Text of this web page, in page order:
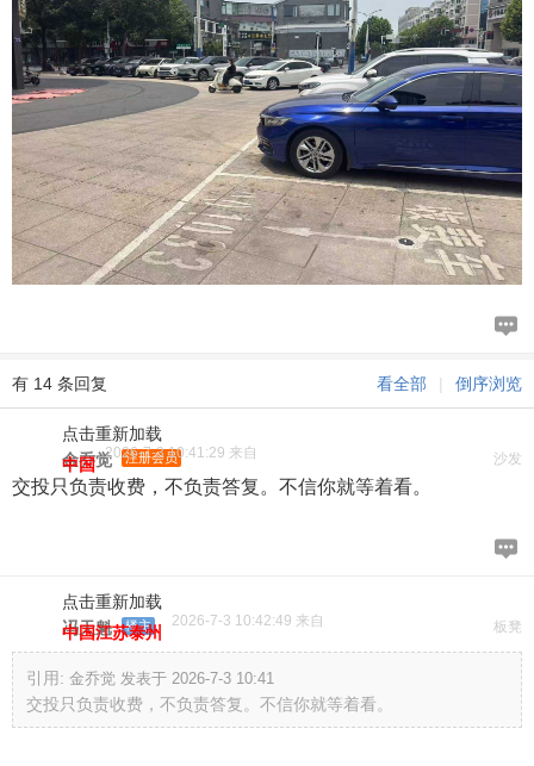
看全部 | 倒序浏览
有 14 条回复
点击重新加载
沙发
金乔觉 注册会员
2026-7-3 10:41:29 来自
中国
交投只负责收费，不负责答复。不信你就等着看。
点击重新加载
板凳
冯天魁 楼主 2026-7-3 10:42:49 来自
中国江苏泰州
引用: 金乔觉 发表于 2026-7-3 10:41
交投只负责收费，不负责答复。不信你就等着看。